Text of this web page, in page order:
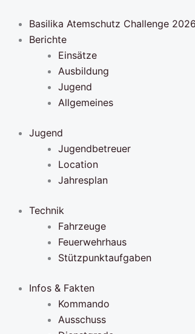
Inhalt
springen
Basilika Atemschutz Challenge 2026
Berichte
Einsätze
Ausbildung
Jugend
Allgemeines
Jugend
Jugendbetreuer
Location
Jahresplan
Technik
Fahrzeuge
Feuerwehrhaus
Stützpunktaufgaben
Infos & Fakten
Kommando
Ausschuss